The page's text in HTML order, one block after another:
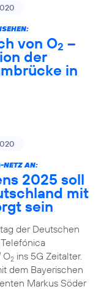
von O2 –
der
in
NETZ AN:
2025 soll
mit
sein
der Deutschen
O2ins 5G Zeitalter.
dem Bayerischen
Markus Söder